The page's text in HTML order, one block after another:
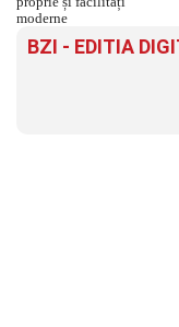
BZI - EDITIA